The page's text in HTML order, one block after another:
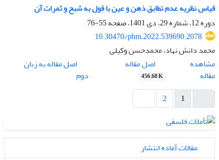
قیاس نظریه عدم تطابق ذهن و عین با قول به شبح و ثمرات آن
دوره 12، شماره 29، دی 1401، صفحه
55-76
10.30470/phm.2022.539690.2078
محمد دانش نهاد، محمدحسن وکیلی
مشاهده
مقاله
اصل مقاله
456.68 K
اصل مقاله به زبان
دوم
1
2
مقالات آماده انتشار